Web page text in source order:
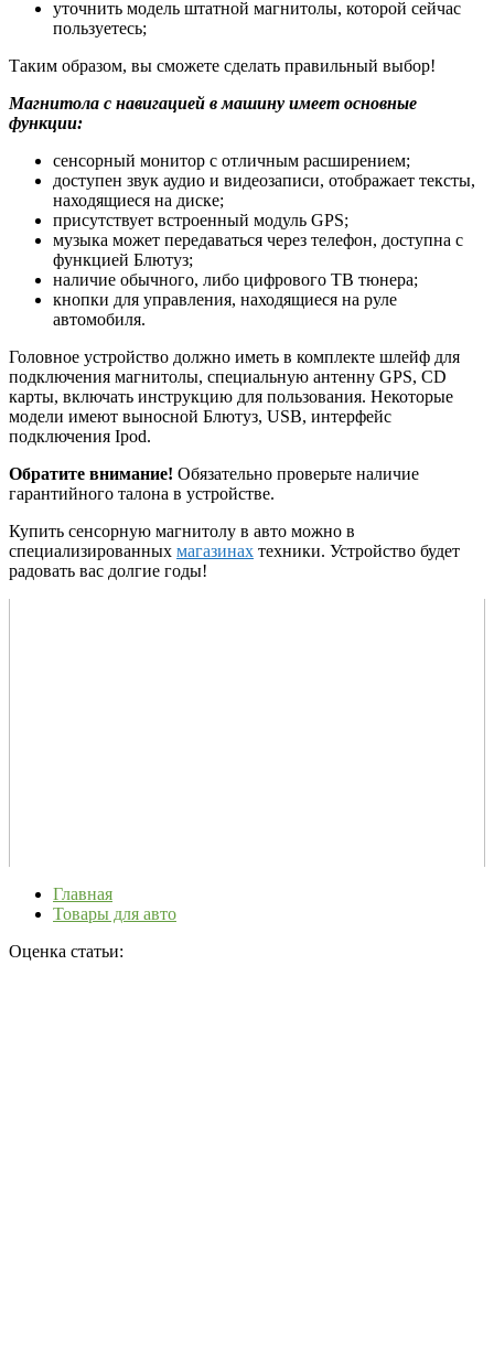
уточнить модель штатной магнитолы, которой сейчас
пользуетесь;
Таким образом, вы сможете сделать правильный выбор!
Магнитола с навигацией в машину имеет основные
функции:
сенсорный монитор с отличным расширением;
доступен звук аудио и видеозаписи, отображает тексты,
находящиеся на диске;
присутствует встроенный модуль GPS;
музыка может передаваться через телефон, доступна с
функцией Блютуз;
наличие обычного, либо цифрового ТВ тюнера;
кнопки для управления, находящиеся на руле
автомобиля.
Головное устройство должно иметь в комплекте шлейф для
подключения магнитолы, специальную антенну GPS, CD
карты, включать инструкцию для пользования. Некоторые
модели имеют выносной Блютуз, USB, интерфейс
подключения Ipod.
Обратите внимание! Обязательно проверьте наличие
гарантийного талона в устройстве.
Купить сенсорную магнитолу в авто можно в
специализированных магазинах техники. Устройство будет
радовать вас долгие годы!
Главная
Товары для авто
Оценка статьи: